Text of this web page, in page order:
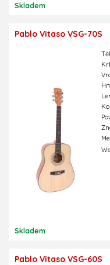
Skladem
Pablo Vitaso VSG-70S
Skladem
Pablo Vitaso VSG-60S